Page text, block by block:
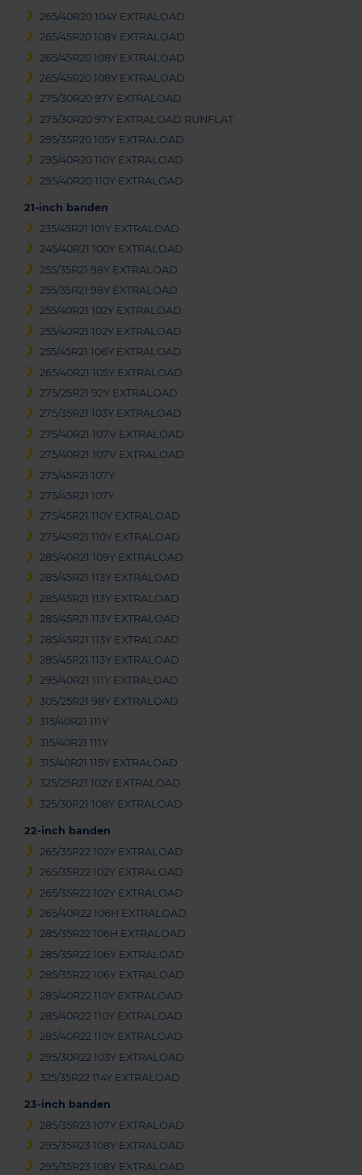
265/40R20 104Y EXTRALOAD
265/45R20 108Y EXTRALOAD
265/45R20 108Y EXTRALOAD
265/45R20 108Y EXTRALOAD
275/30R20 97Y EXTRALOAD
275/30R20 97Y EXTRALOAD RUNFLAT
295/35R20 105Y EXTRALOAD
295/40R20 110Y EXTRALOAD
295/40R20 110Y EXTRALOAD
21-inch banden
235/45R21 101Y EXTRALOAD
245/40R21 100Y EXTRALOAD
255/35R21 98Y EXTRALOAD
255/35R21 98Y EXTRALOAD
255/40R21 102Y EXTRALOAD
255/40R21 102Y EXTRALOAD
255/45R21 106Y EXTRALOAD
265/40R21 105Y EXTRALOAD
275/25R21 92Y EXTRALOAD
275/35R21 103Y EXTRALOAD
275/40R21 107V EXTRALOAD
275/40R21 107V EXTRALOAD
275/45R21 107Y
275/45R21 107Y
275/45R21 110Y EXTRALOAD
275/45R21 110Y EXTRALOAD
285/40R21 109Y EXTRALOAD
285/45R21 113Y EXTRALOAD
285/45R21 113Y EXTRALOAD
285/45R21 113Y EXTRALOAD
285/45R21 113Y EXTRALOAD
285/45R21 113Y EXTRALOAD
295/40R21 111Y EXTRALOAD
305/25R21 98Y EXTRALOAD
315/40R21 111Y
315/40R21 111Y
315/40R21 115Y EXTRALOAD
325/25R21 102Y EXTRALOAD
325/30R21 108Y EXTRALOAD
22-inch banden
265/35R22 102Y EXTRALOAD
265/35R22 102Y EXTRALOAD
265/35R22 102Y EXTRALOAD
265/40R22 106H EXTRALOAD
285/35R22 106H EXTRALOAD
285/35R22 106Y EXTRALOAD
285/35R22 106Y EXTRALOAD
285/40R22 110Y EXTRALOAD
285/40R22 110Y EXTRALOAD
285/40R22 110Y EXTRALOAD
295/30R22 103Y EXTRALOAD
325/35R22 114Y EXTRALOAD
23-inch banden
285/35R23 107Y EXTRALOAD
295/35R23 108Y EXTRALOAD
295/35R23 108Y EXTRALOAD